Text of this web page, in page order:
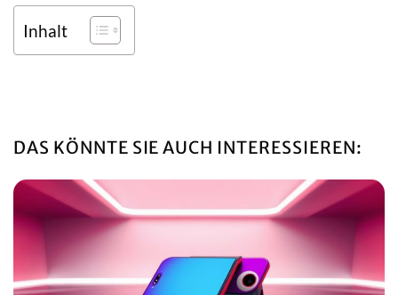
Inhalt
DAS KÖNNTE SIE AUCH INTERESSIEREN: